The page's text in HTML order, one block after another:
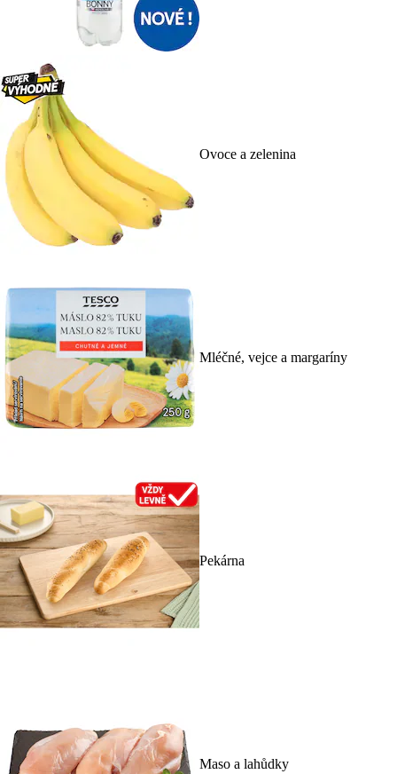
Ovoce a zelenina
Mléčné, vejce a margaríny
Pekárna
Maso a lahůdky